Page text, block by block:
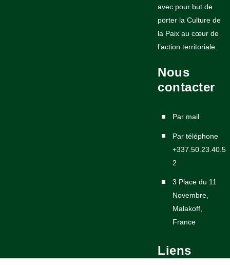
avec pour but de
porter la Culture de
la Paix au cœur de
l’action territoriale.
Nous
contacter
Par mail
Par téléphone
+337.50.23.40.5
2
3 Place du 11
Novembre,
Malakoff,
France
Liens